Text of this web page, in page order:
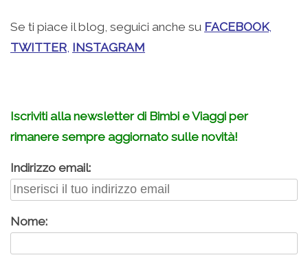
Se ti piace il blog, seguici anche su FACEBOOK,
TWITTER INSTAGRAM
Iscriviti alla newsletter di Bimbi e Viaggi per
rimanere sempre aggiornato sulle novità!
Indirizzo email:
Nome: